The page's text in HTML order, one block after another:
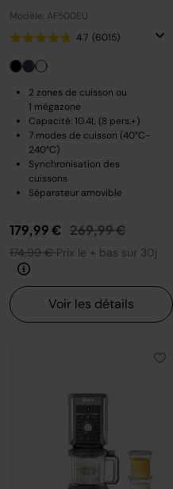
Modèle: AF500EU
4.7 (6015)
2 zones de cuisson ou
1 mégazone
Capacité: 10.4L (8 pers.+)
7 modes de cuisson (40°C-
240°C)
Synchronisation des
cuissons
Séparateur amovible
179,99 € Prix réduit de
269,99 €au
174,99 €Prix le + bas sur 30j
Voir les détails